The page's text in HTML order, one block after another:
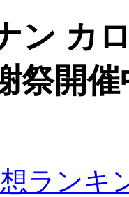
ン カ
祭開
ランキ